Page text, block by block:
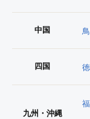
中国
四国
九州・沖縄